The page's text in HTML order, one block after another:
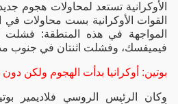
الأوكرانية تستعد لمحاولات هجوم
القوات الأوكرانية بست محاولات في
المواجهة في هذه المنطقة:
فيميفسك، وفشلت اثنتان في جنوب
بوتين: أوكرانيا بدأت الهجوم ولكن دون
وكان الرئيس الروسي فلاديمير